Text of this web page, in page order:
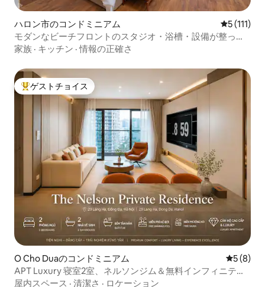
ハロン市のコンドミニアム レビュー
5 (111)
モダンなビーチフロントのスタジオ・浴槽・設備が整った
お部屋
家族 · キッチン ·情報の正確さ
大好評のゲストチョイスです。
ゲストチョイス
O Cho Duaのコンドミニアム レビュー
5 (8)
APT Luxury 寝室2室、ネルソンジム＆無料インフィニティ
プール
屋内スペース · 清潔さ · ロケーション